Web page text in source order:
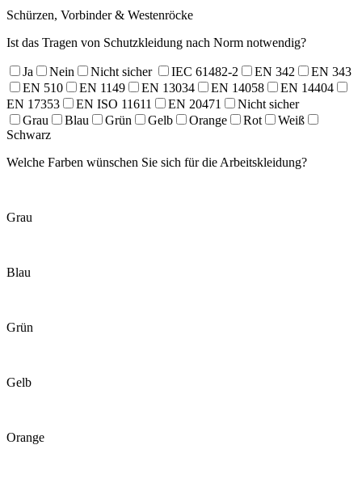
Schürzen, Vorbinder & Westenröcke
Ist das Tragen von Schutzkleidung nach Norm notwendig?
Ja Nein Nicht sicher IEC 61482-2 EN 342
EN 343
EN 510
EN 1149 EN 13034 EN 14058
EN 14404
EN 17353
EN ISO 11611 EN 20471
Nicht sicher
Grau
Blau Grün Gelb Orange Rot
Weiß
Schwarz
Welche Farben wünschen Sie sich für die Arbeitskleidung?
Grau
Blau
Grün
Gelb
Orange